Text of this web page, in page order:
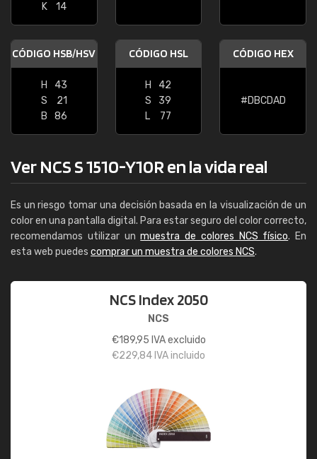
K
14
CÓDIGO HSB/HSV
H
43
S
21
B
86
CÓDIGO HSL
H
42
S
39
L
77
CÓDIGO HEX
#DBCDAD
Ver NCS S 1510-Y10R en la vida real
Es un riesgo tomar una decisión basada en la visualización de un
color en una pantalla digital. Para estar seguro del color correcto,
recomendamos utilizar unmuestra de colores NCS físico. En
esta web puedes comprar un muestra de colores NCS.
NCS Index 2050
NCS
€189,95 IVA excluido
€229,84 IVA incluido